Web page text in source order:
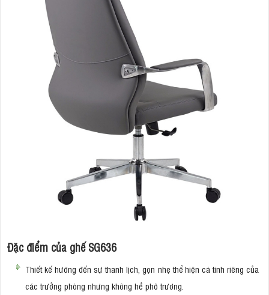
Đặc điểm của ghế SG636
Thiết kế hướng đến sự thanh lịch, gọn nhẹ thể hiện cá tính riêng của
các trưởng phòng nhưng không hề phô trương.